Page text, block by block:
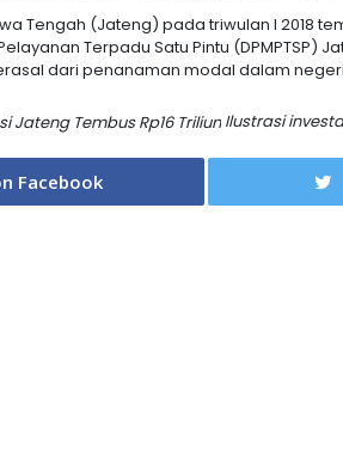
Tengah (Jateng) pada triwulan I 2018
Terpadu Satu Pintu (DPMPTSP)
dari penanaman modal dalam
Ilustrasi
Facebook